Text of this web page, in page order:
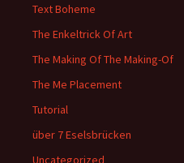
Text Boheme
The Enkeltrick Of Art
The Making Of The Making-Of
The Me Placement
Tutorial
über 7 Eselsbrücken
Uncategorized